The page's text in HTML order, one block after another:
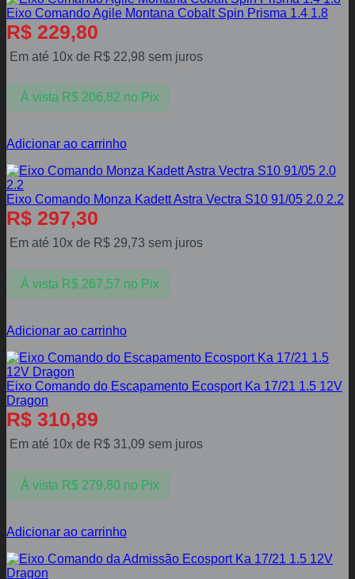
Eixo Comando Agile Montana Cobalt Spin Prisma 1.4 1.8
R$ 229,80
Em até 10x de R$ 22,98 sem juros
À vista R$206,82 no Pix
Adicionar ao carrinho
Eixo Comando Monza Kadett Astra Vectra S10 91/05 2.0 2.2
R$ 297,30
Em até 10x de R$ 29,73 sem juros
À vista R$267,57 no Pix
Adicionar ao carrinho
Eixo Comando do Escapamento Ecosport Ka 17/21 1.5 12V
Dragon
R$ 310,89
Em até 10x de R$ 31,09 sem juros
À vista R$279,80 no Pix
Adicionar ao carrinho